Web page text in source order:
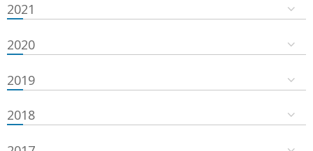
2021
2020
2019
2018